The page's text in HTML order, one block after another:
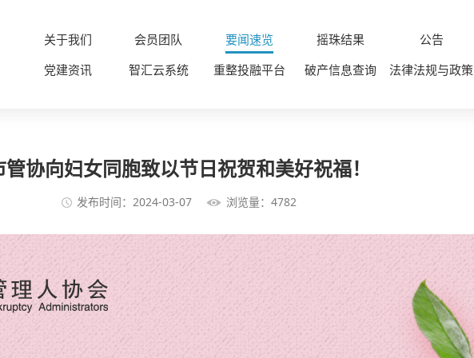
关于我们 会员团队 要闻速览 摇珠结果 公告
党建资讯
智汇云系统 重整投融平台 破产信息查询 法律法规与政策
管协向妇女同胞致以节日祝贺和美好祝福！
发布时间：2024-03-07 浏览量：4782